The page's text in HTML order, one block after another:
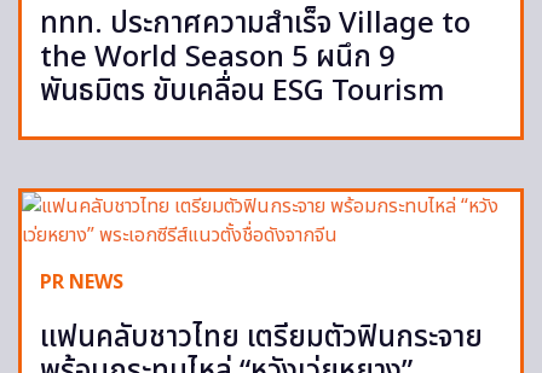
ททท. ประกาศความสำเร็จ Village to
the World Season 5 ผนึก 9
พันธมิตร ขับเคลื่อน ESG Tourism
PR NEWS
แฟนคลับชาวไทย เตรียมตัวฟินกระจาย